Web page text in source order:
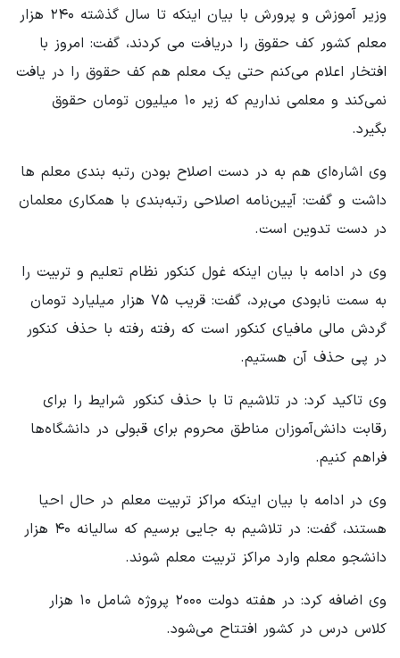
وزیر آموزش و پرورش با بیان اینکه تا سال گذشته ۲۴۰ هزار
معلم کشور کف حقوق را دریافت می کردند، گفت: امروز با
افتخار اعلام می‌کنم حتی یک معلم هم کف حقوق را در یافت
نمی‌کند و معلمی نداریم که زیر ۱۰ میلیون تومان حقوق
بگیرد.
وی اشاره‌ای هم به در دست اصلاح بودن رتبه بندی معلم ها
داشت و گفت: آیین‌نامه اصلاحی رتبه‌بندی با همکاری معلمان
در دست تدوین است.
وی در ادامه با بیان اینکه غول کنکور نظام تعلیم و تربیت را
به سمت نابودی می‌برد، گفت: قریب ۷۵ هزار میلیارد تومان
گردش مالی مافیای کنکور است که رفته رفته با حذف کنکور
در پی حذف آن هستیم.
وی تاکید کرد: در تلاشیم تا با حذف کنکور شرایط را برای
رقابت دانش‌آموزان مناطق محروم برای قبولی در دانشگاه‌ها
فراهم کنیم.
وی در ادامه با بیان اینکه مراکز تربیت معلم در حال احیا
هستند، گفت: در تلاشیم به جایی برسیم که سالیانه ۴۰ هزار
دانشجو معلم وارد مراکز تربیت معلم شوند.
وی اضافه کرد: در هفته دولت ۲۰۰۰ پروژه شامل ۱۰ هزار
کلاس درس در کشور افتتاح می‌شود.